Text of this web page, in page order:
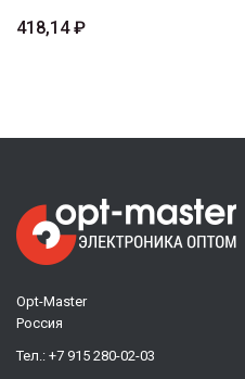
418,14 ₽
Opt-Master
Россия
Тел.: +7 915 280-02-03